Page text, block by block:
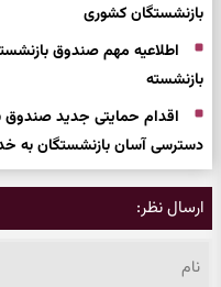
بازنشستگان کشوری
اطلاعیه مهم صندوق
بازنشسته
اقدام حمایتی جدید صندوق
دسترسی آسان بازنشستگان به
ارسال نظر: